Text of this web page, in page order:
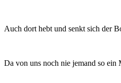
Auch dort hebt und senkt sich der
Da von uns noch nie jemand so ein